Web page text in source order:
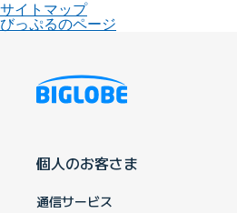
サイトマップ
びっぷるのページ
個人のお客さま
通信サービス